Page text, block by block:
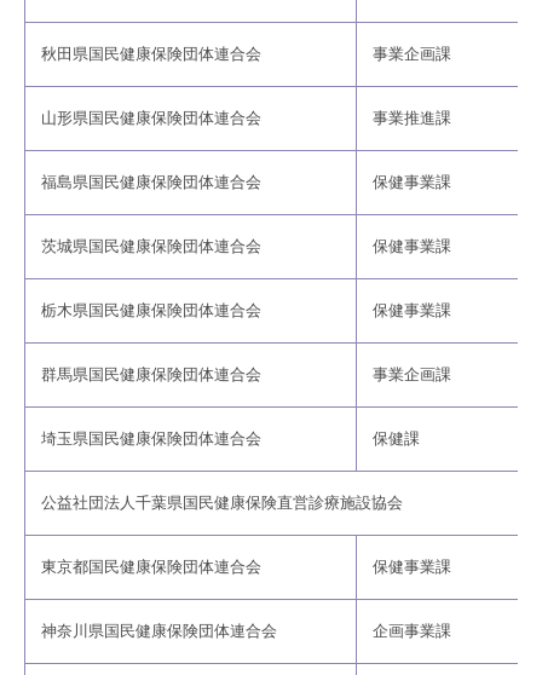
秋田県国民健康保険団体連合会 事業企画課
山形県国民健康保険団体連合会 事業推進課
福島県国民健康保険団体連合会 保健事業課
茨城県国民健康保険団体連合会 保健事業課
栃木県国民健康保険団体連合会 保健事業課
群馬県国民健康保険団体連合会 事業企画課
埼玉県国民健康保険団体連合会 保健課
公益社団法人千葉県国民健康保険直営診療施設協会
東京都国民健康保険団体連合会 保健事業課
神奈川県国民健康保険団体連合会 企画事業課